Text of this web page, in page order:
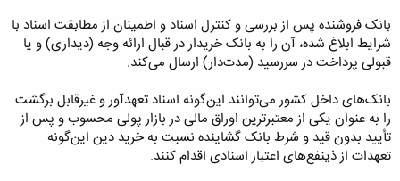
بانک فروشنده پس از بررسی و کنترل اسناد و اطمینان از مطابقت اسناد با
شرایط ابلاغ شده، آن را به بانک خریدار در قبال ارائه وجه (دیداری) و یا
قبولی پرداخت در سررسید (مدت‌دار) ارسال می‌کند.
بانک‌های داخل کشور می‌توانند این‌گونه اسناد تعهدآور و غیرقابل برگشت
را به عنوان یکی از معتبرترین اوراق مالی در بازار پولی محسوب و پس از
تأیید بدون قید و شرط بانک گشاینده نسبت به خرید دین این‌گونه
تعهدات از ذینفع‌های اعتبار اسنادی اقدام کنند.